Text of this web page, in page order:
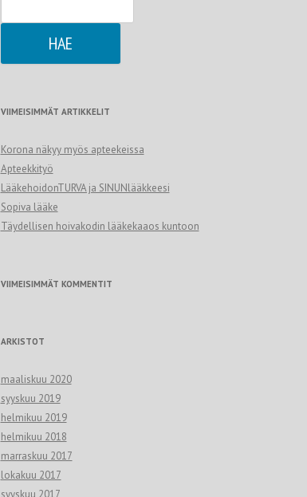
VIIMEISIMMÄT ARTIKKELIT
Korona näkyy myös apteekeissa
Apteekkityö
LääkehoidonTURVA ja SINUNlääkkeesi
Sopiva lääke
Täydellisen hoivakodin lääkekaaos kuntoon
VIIMEISIMMÄT KOMMENTIT
ARKISTOT
maaliskuu 2020
syyskuu 2019
helmikuu 2019
helmikuu 2018
marraskuu 2017
lokakuu 2017
syyskuu 2017